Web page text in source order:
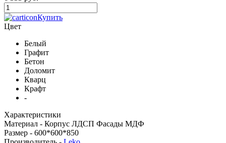
Купить
Цвет
Белый
Графит
Бетон
Доломит
Кварц
Крафт
-
Характеристики
Материал - Корпус ЛДСП Фасады МДФ
Размер - 600*600*850